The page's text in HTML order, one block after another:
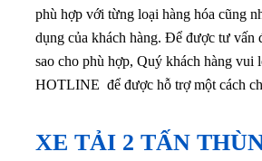
phù hợp với từng loại hàng hóa cũng
dụng của khách hàng. Để được tư vấn
sao cho phù hợp, Quý khách hàng vui
HOTLINE để được hỗ trợ một cách
XE TẢI 2 TẤN